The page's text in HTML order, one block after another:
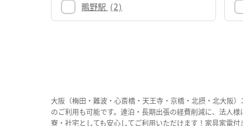
鴫野駅 (2)
大阪（梅田・難波・心斎橋・天王寺・京橋・北摂・北大阪
のご利用も可能です。連泊・長期出張の経費削減に、法人様
寮・社宅としても安心してご利用いただけます！家具家電付